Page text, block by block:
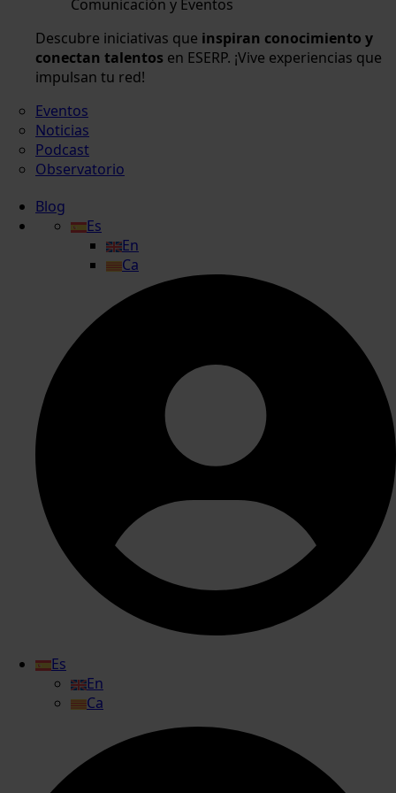
Comunicación y Eventos
Descubre iniciativas que inspiran conocimiento y
conectan talentos en ESERP. ¡Vive experiencias que
impulsan tu red!
Eventos
Noticias
Podcast
Observatorio
Blog
Es
En
Ca
Es
En
Ca